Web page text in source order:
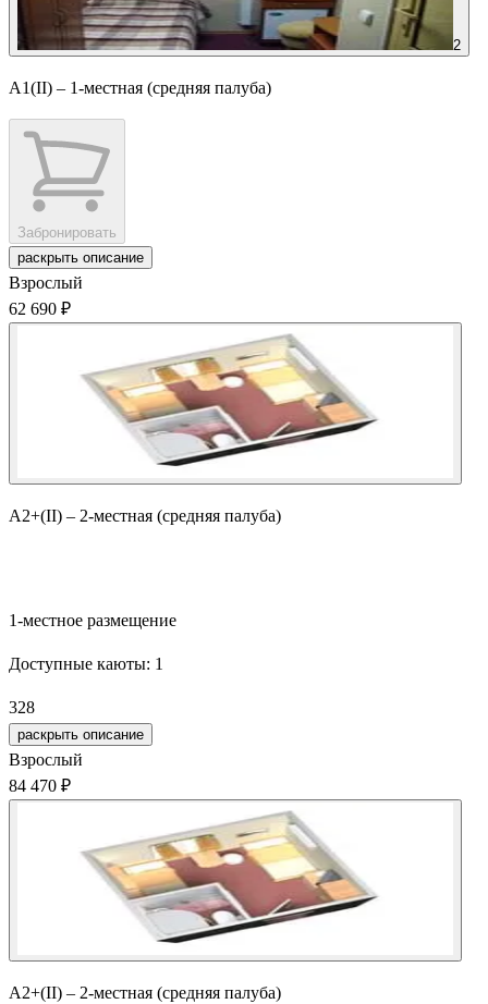
2
А1(II) – 1-местная (средняя палуба)
Забронировать
раскрыть описание
Взрослый
62 690 ₽
А2+(II) – 2-местная (средняя палуба)
1-местное размещение
Доступные каюты: 1
328
раскрыть описание
Взрослый
84 470 ₽
А2+(II) – 2-местная (средняя палуба)